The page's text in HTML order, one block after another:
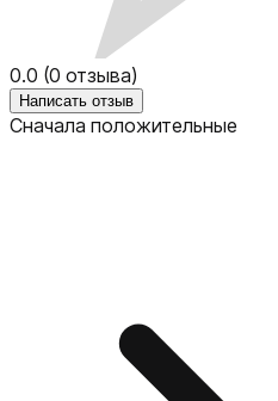
0.0 (0 отзыва)
Написать отзыв
Сначала положительные